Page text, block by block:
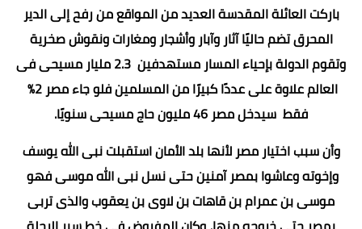
باركت العائلة المقدسة العديد من المواقع من رفح إلى الدير
المحرق تضم حاليًا آثار وآبار وأشجار ومغارات ونقوش صخرية
وتقوم الدولة بإحياء المسار مستهدفين 2.3 مليار مسيحى فى
العالم علاوة على عددًا كبيرًا من المسلمين فلو جاء مصر 2%
فقط سيدخل مصر 46 مليون حاج مسيحى سنويًا.
وأن سبب اختيار مصر لأنها بلد الأمان استقبلت نبى الله يوسف
وإخوته وعاشوا بمصر آمنين حتى نسل نبى الله موسى فهو
موسى بن عمرام بن قاهات بن لاوى بن يعقوب والذى تربى